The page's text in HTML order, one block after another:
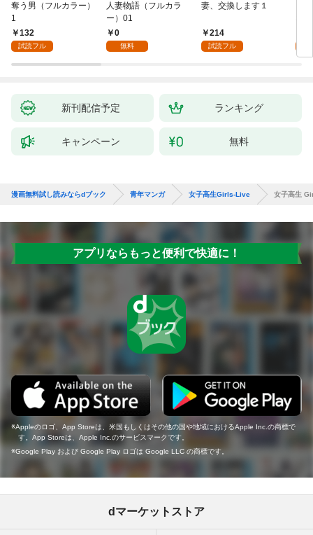
奪う男（フルカラー）
1
132
試読フル
人妻物語（フルカラ
ー）01
0
無料
妻、交換します１
214
試読フル
な
新刊配信予定 ランキング
キャンペーン 無料
漫画無料試し読みならdブック 青年マンガ 女子高生Girls-Live 女子高生
アプリならもっと便利で快適に！
Appleのロゴ、App Storeは、米国もしくはその他の国や地域におけるApple Inc.の商標で
す。App Storeは、Apple Inc.のサービスマークです。
Google Play および Google Play ロゴは Google LLC の商標です。
dマーケットストア